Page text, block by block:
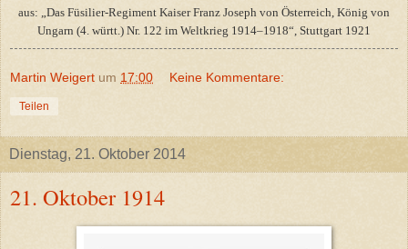
aus: „Das Füsilier-Regiment Kaiser Franz Joseph von Österreich, König von
Ungarn (4. württ.) Nr. 122 im Weltkrieg 1914–1918“, Stuttgart 1921
Martin Weigert um 17:00 Keine Kommentare:
Teilen
Dienstag, 21. Oktober 2014
21. Oktober 1914